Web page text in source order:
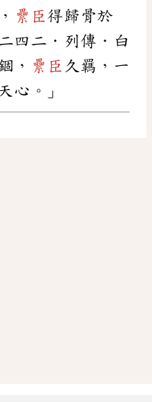
纍臣 得歸骨於
四二．列傳．白
， 纍臣 久羈，一
心。」